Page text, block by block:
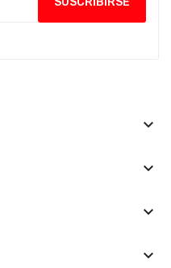
keyboard_arrow_down
keyboard_arrow_down
keyboard_arrow_down
keyboard_arrow_down